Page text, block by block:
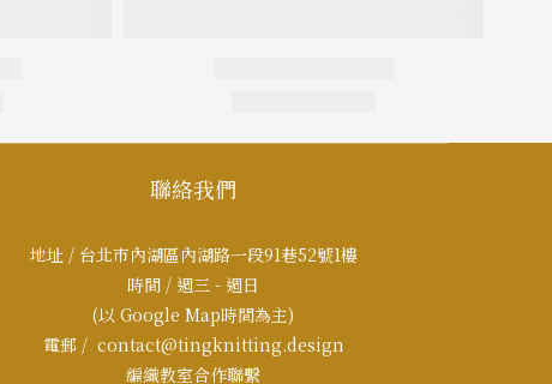
聯絡我們
地址 / 台北市內湖區內湖路一段91巷52號1樓
時間 / 週三 - 週日
(以 Google Map時間為主)
電郵 / contact@tingknitting.design
編織教室合作聯繫